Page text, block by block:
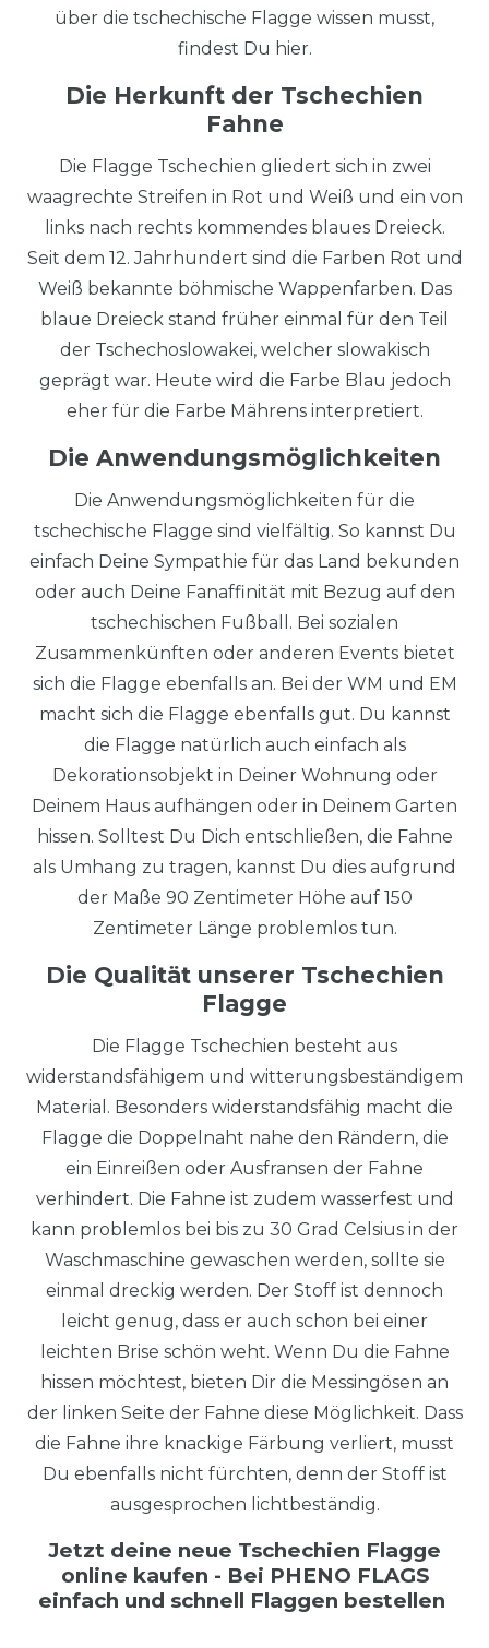
über die tschechische Flagge wissen musst,
findest Du hier.
Die Herkunft der Tschechien
Fahne
Die Flagge Tschechien gliedert sich in zwei
waagrechte Streifen in Rot und Weiß und ein von
links nach rechts kommendes blaues Dreieck.
Seit dem 12. Jahrhundert sind die Farben Rot und
Weiß bekannte böhmische Wappenfarben. Das
blaue Dreieck stand früher einmal für den Teil
der Tschechoslowakei, welcher slowakisch
geprägt war. Heute wird die Farbe Blau jedoch
eher für die Farbe Mährens interpretiert.
Die Anwendungsmöglichkeiten
Die Anwendungsmöglichkeiten für die
tschechische Flagge sind vielfältig. So kannst Du
einfach Deine Sympathie für das Land bekunden
oder auch Deine Fanaffinität mit Bezug auf den
tschechischen Fußball. Bei sozialen
Zusammenkünften oder anderen Events bietet
sich die Flagge ebenfalls an. Bei der WM und EM
macht sich die Flagge ebenfalls gut. Du kannst
die Flagge natürlich auch einfach als
Dekorationsobjekt in Deiner Wohnung oder
Deinem Haus aufhängen oder in Deinem Garten
hissen. Solltest Du Dich entschließen, die Fahne
als Umhang zu tragen, kannst Du dies aufgrund
der Maße 90 Zentimeter Höhe auf 150
Zentimeter Länge problemlos tun.
Die Qualität unserer Tschechien
Flagge
Die Flagge Tschechien besteht aus
widerstandsfähigem und witterungsbeständigem
Material. Besonders widerstandsfähig macht die
Flagge die Doppelnaht nahe den Rändern, die
ein Einreißen oder Ausfransen der Fahne
verhindert. Die Fahne ist zudem wasserfest und
kann problemlos bei bis zu 30 Grad Celsius in der
Waschmaschine gewaschen werden, sollte sie
einmal dreckig werden. Der Stoff ist dennoch
leicht genug, dass er auch schon bei einer
leichten Brise schön weht. Wenn Du die Fahne
hissen möchtest, bieten Dir die Messingösen an
der linken Seite der Fahne diese Möglichkeit. Dass
die Fahne ihre knackige Färbung verliert, musst
Du ebenfalls nicht fürchten, denn der Stoff ist
ausgesprochen lichtbeständig.
Jetzt deine neue Tschechien Flagge
online kaufen - Bei PHENO FLAGS
einfach und schnell Flaggen bestellen